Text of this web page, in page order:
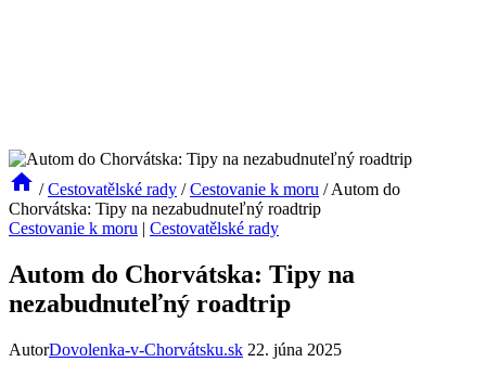
/ Cestovatělské rady / Cestovanie k moru / Autom do
Chorvátska: Tipy na nezabudnuteľný roadtrip
Cestovanie k moru | Cestovatělské rady
Autom do Chorvátska: Tipy na
nezabudnuteľný roadtrip
AutorDovolenka-v-Chorvátsku.sk 22. júna 2025